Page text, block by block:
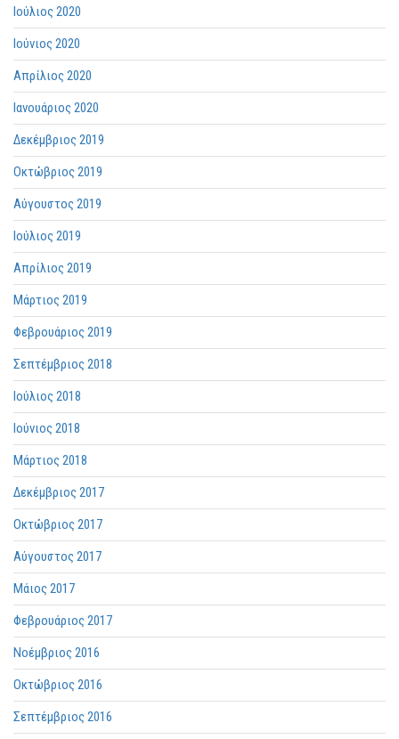
Ιούλιος 2020
Ιούνιος 2020
Απρίλιος 2020
Ιανουάριος 2020
Δεκέμβριος 2019
Οκτώβριος 2019
Αύγουστος 2019
Ιούλιος 2019
Απρίλιος 2019
Μάρτιος 2019
Φεβρουάριος 2019
Σεπτέμβριος 2018
Ιούλιος 2018
Ιούνιος 2018
Μάρτιος 2018
Δεκέμβριος 2017
Οκτώβριος 2017
Αύγουστος 2017
Μάιος 2017
Φεβρουάριος 2017
Νοέμβριος 2016
Οκτώβριος 2016
Σεπτέμβριος 2016